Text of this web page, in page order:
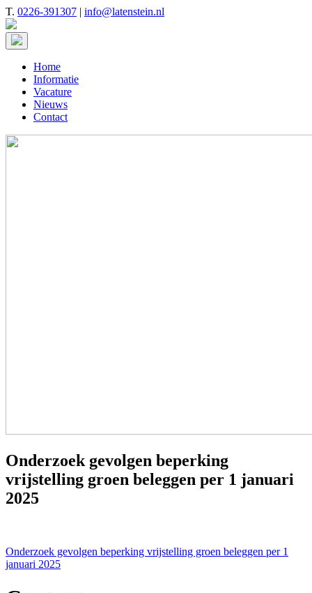
T. 0226-391307 | info@latenstein.nl
Home
Informatie
Vacature
Nieuws
Contact
Onderzoek gevolgen beperking
vrijstelling groen beleggen per 1 januari
2025
Bericht
navigatie
Onderzoek gevolgen beperking vrijstelling groen beleggen per 1
januari 2025